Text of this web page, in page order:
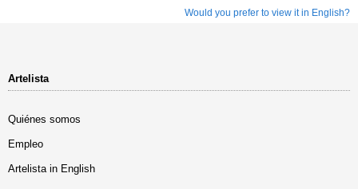
Would you prefer to view it in English?
Artelista
Quiénes somos
Empleo
Artelista in English